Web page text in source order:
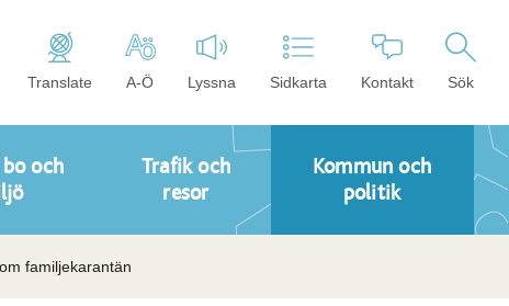
Translate A-Ö Lyssna Sidkarta Kontakt Sök
bo och
Trafik och
resor
Kommun och
politik
familjekarantän